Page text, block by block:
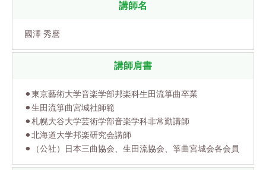
講師名
國澤 秀麿
講師肩書
⚫︎東京藝術大学音楽学部邦楽科生田流箏曲卒業
⚫︎生田流箏曲宮城社師範
⚫︎札幌大谷大学芸術学部音楽学科非常勤講師
⚫︎北海道大学邦楽研究会講師
⚫︎（公社）日本三曲協会、生田流協会、箏曲宮城会各会員